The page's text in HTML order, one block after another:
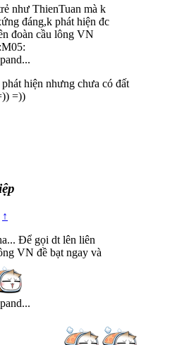
như ThienTuan mà k
đáng,k phát hiện đc
đoàn cầu lông VN
hiện nhưng chưa có đất
=))
↑
Để gọi dt lên liên
VN đề bạt ngay và